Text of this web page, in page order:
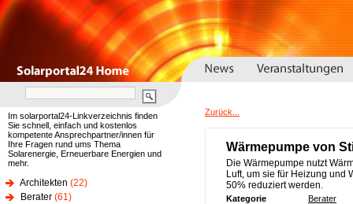
Im solarportal24-Linkverzeichnis finden
Sie schnell, einfach und kostenlos
kompetente Ansprechpartner/innen für
Ihre Fragen rund ums Thema
Solarenergie, Erneuerbare Energien und
mehr.
Architekten (22)
Berater (61)
Zurück...
Wärmepumpe von
Die Wärmepumpe nutzt
Luft, um sie für Heizung und
50% reduziert werden.
Kategorie
Berater